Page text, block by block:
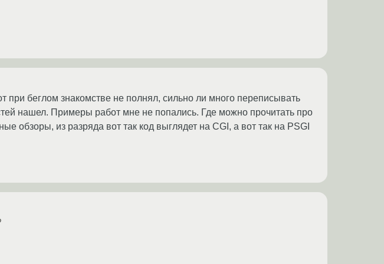
при беглом знакомстве не полнял, сильно ли много переписывать
нашел. Примеры работ мне не попались. Где можно прочитать про
обзоры, из разряда вот так код выглядет на CGI, а вот так на PSGI